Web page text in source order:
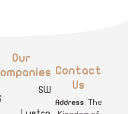
Our
SWAR
Contact
Us
Address: The